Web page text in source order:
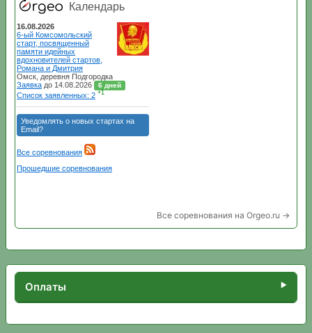
Все соревнования на Orgeo.ru →
Оплаты